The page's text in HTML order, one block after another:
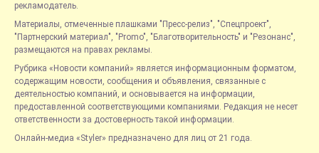
рекламодатель.
Материалы, отмеченные плашками "Пресс-релиз", "Спецпроект",
"Партнерский материал", "Promo", "Благотворительность" и "Резонанс",
размещаются на правах рекламы.
Рубрика «Новости компаний» является информационным форматом,
содержащим новости, сообщения и объявления, связанные с
деятельностью компаний, и основывается на информации,
предоставленной соответствующими компаниями. Редакция не несет
ответственности за достоверность такой информации.
Онлайн-медиа «Styler» предназначено для лиц от 21 года.